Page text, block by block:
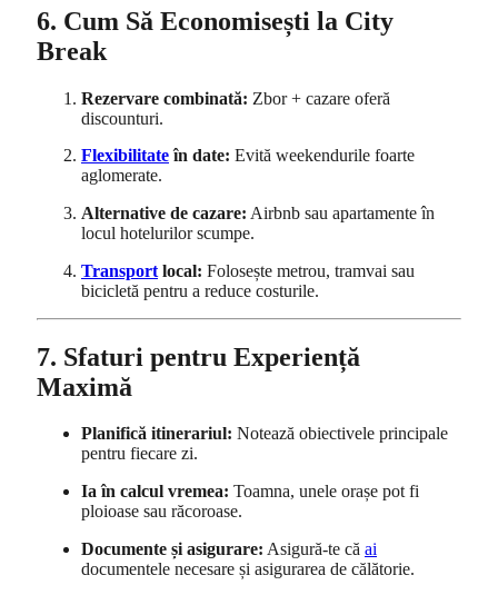
6. Cum Să Economisești la City
Break
Rezervare combinată: Zbor + cazare oferă
discounturi.
Flexibilitateîn date: Evită weekendurile foarte
aglomerate.
Alternative de cazare: Airbnb sau apartamente în
locul hotelurilor scumpe.
Transport local: Folosește metrou, tramvai sau
bicicletă pentru a reduce costurile.
7. Sfaturi pentru Experiență
Maximă
Planifică itinerariul: Notează obiectivele principale
pentru fiecare zi.
Ia în calcul vremea: Toamna, unele orașe pot fi
ploioase sau răcoroase.
Documente și asigurare: Asigură-te că ai
documentele necesare și asigurarea de călătorie.